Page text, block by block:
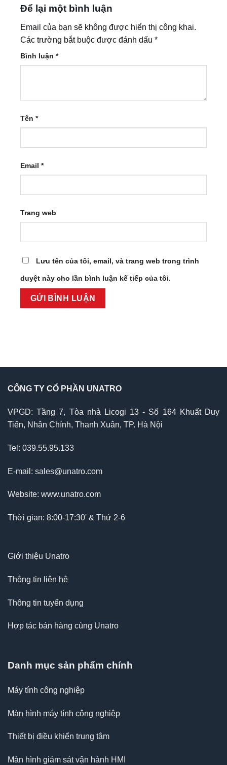
Để lại một bình luận
Email của bạn sẽ không được hiển thị công khai.
Các trường bắt buộc được đánh dấu *
Bình luận *
Tên *
Email *
Trang web
Lưu tên của tôi, email, và trang web trong trình
duyệt này cho lần bình luận kế tiếp của tôi.
CÔNG TY CỔ PHẦN UNATRO
VPGD: Tầng 7, Tòa nhà Licogi 13 - Số 164 Khuất Duy
Tiến, Nhân Chính, Thanh Xuân, TP. Hà Nội
Tel: 039.55.95.133
E-mail: sales@unatro.com
Website: www.unatro.com
Thời gian: 8:00-17:30' & Thứ 2-6
Giới thiệu Unatro
Thông tin liên hệ
Thông tin tuyển dụng
Hợp tác bán hàng cùng Unatro
Danh mục sản phẩm chính
Máy tính công nghiệp
Màn hình máy tính công nghiệp
Thiết bị điều khiển trung tâm
Màn hình giám sát vận hành HMI